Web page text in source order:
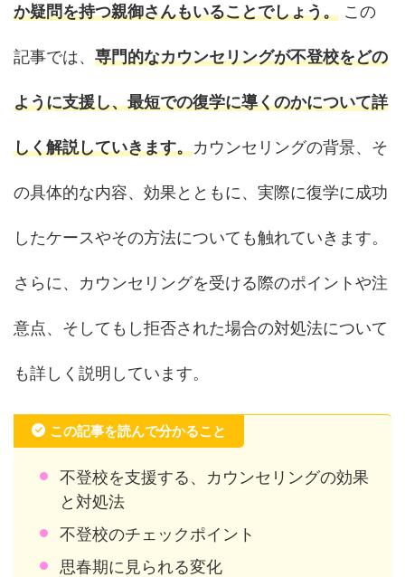
か疑問を持つ親御さんもいることでしょう。 この
記事では、 専門的なカウンセリングが不登校をどの
ように支援し、最短での復学に導くのかについて詳
しく解説していきます。カウンセリングの背景、そ
の具体的な内容、効果とともに、実際に復学に成功
したケースやその方法についても触れていきます。
さらに、カウンセリングを受ける際のポイントや注
意点、そしてもし拒否された場合の対処法について
も詳しく説明しています。
この記事を読んで分かること
不登校を支援する、カウンセリングの効果
と対処法
不登校のチェックポイント
思春期に見られる変化